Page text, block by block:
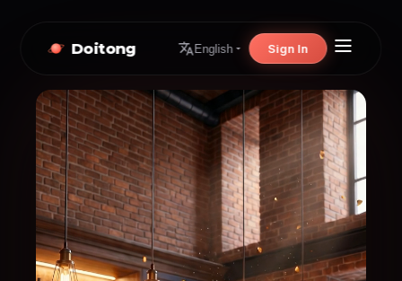
Doitong English Sign In